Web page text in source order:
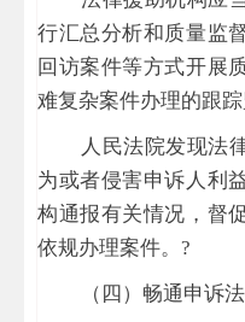
行汇总分析和质量监
回访案件等方式开展
难复杂案件办理的跟
人民法院发现法
为或者侵害申诉人利
构通报有关情况，督
依规办理案件。 ?
（四）畅通申诉